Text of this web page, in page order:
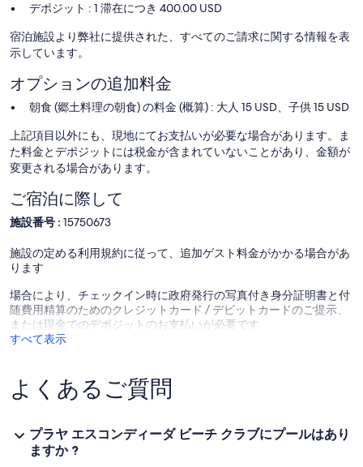
デポジット : 1 滞在につき 400.00 USD
宿泊施設より弊社に提供された、すべてのご請求に関する情報を表
示しています。
オプションの追加料金
朝食 (郷土料理の朝食) の料金 (概算) : 大人 15 USD、子供 15 USD
上記項目以外にも、現地にてお支払いが必要な場合があります。ま
た料金とデポジットには税金が含まれていないことがあり、金額が
変更される場合があります。
ご宿泊に際して
施設番号 : 15750673
施設の定める利用規約に従って、追加ゲスト料金がかかる場合があ
ります
場合により、チェックイン時に政府発行の写真付き身分証明書と付
随費用精算のためのクレジットカード / デビットカードのご提示、
または現金でのデポジットのお支払いが必要です
すべて表示
よくあるご質問
プラヤ エスコンディーダ ビーチ クラブにプールはあり
ますか ?